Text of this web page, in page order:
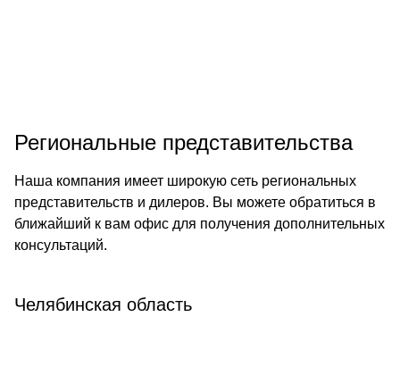
Региональные представительства
Наша компания имеет широкую сеть региональных
представительств и дилеров. Вы можете обратиться в
ближайший к вам офис для получения дополнительных
консультаций.
Челябинская область